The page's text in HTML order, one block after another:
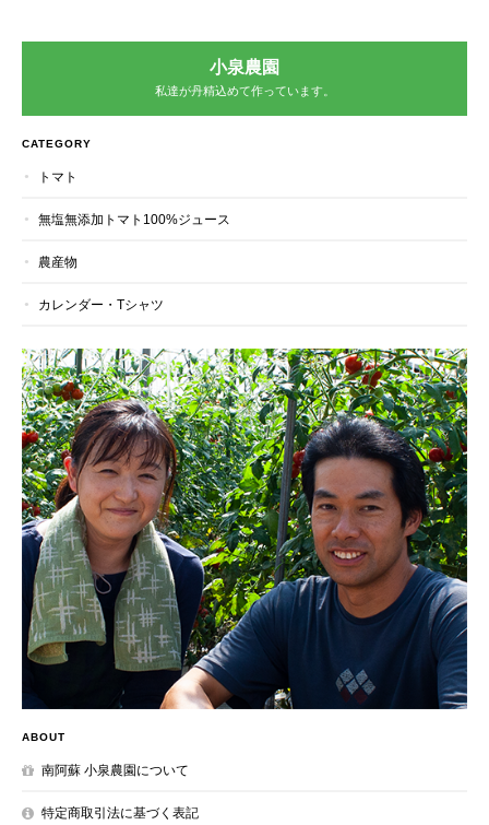
小泉農園
私達が丹精込めて作っています。
CATEGORY
トマト
無塩無添加トマト100%ジュース
農産物
カレンダー・Tシャツ
ABOUT
南阿蘇 小泉農園について
特定商取引法に基づく表記